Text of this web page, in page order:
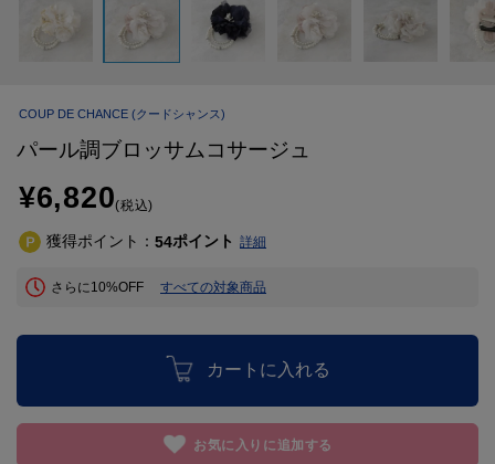
COUP DE CHANCE (クードシャンス)
パール調ブロッサムコサージュ
¥6,820(税込)
獲得ポイント： 54ポイント 詳細
さらに10%OFF すべての対象商品
カートに入れる
お気に入りに追加する